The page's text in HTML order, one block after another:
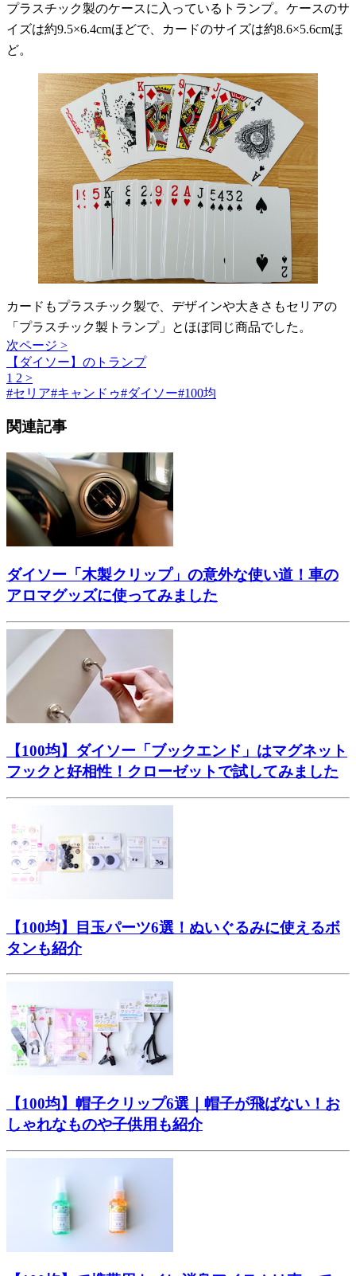
プラスチック製のケースに入っているトランプ。ケースのサ
イズは約9.5×6.4cmほどで、カードのサイズは約8.6×5.6cmほ
ど。
カードもプラスチック製で、デザインや大きさもセリアの
「プラスチック製トランプ」とほぼ同じ商品でした。
次ページ >
【ダイソー】のトランプ
1 2 >
#セリア#キャンドゥ#ダイソー#100均
関連記事
ダイソー「木製クリップ」の意外な使い道！車の
アロマグッズに使ってみました
【100均】ダイソー「ブックエンド」はマグネット
フックと好相性！クローゼットで試してみました
【100均】目玉パーツ6選！ぬいぐるみに使えるボ
タンも紹介
【100均】帽子クリップ6選｜帽子が飛ばない！お
しゃれなものや子供用も紹介